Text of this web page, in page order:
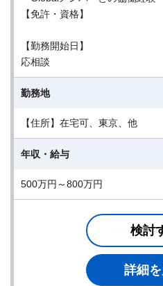
【免許・資格】
【勤務開始日】
応相談
勤務地
【住所】在宅可、東京、他
年収・給与
500万円～800万円
検討
詳細